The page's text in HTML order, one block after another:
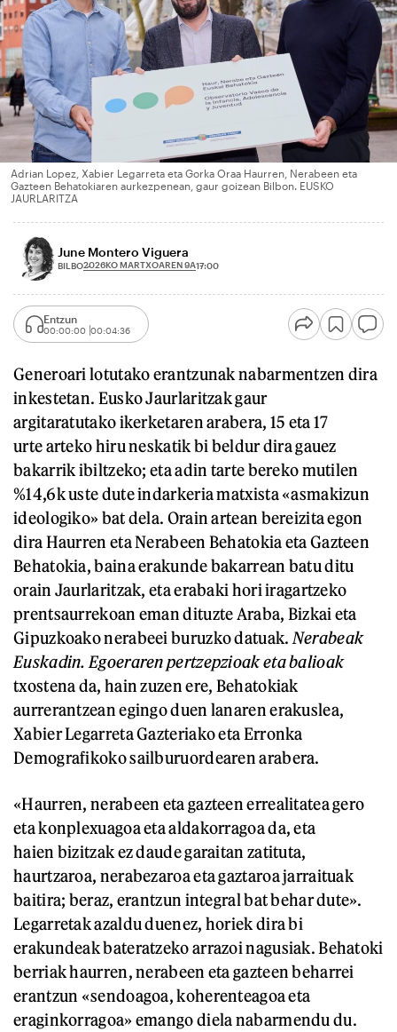
Adrian Lopez, Xabier Legarreta eta Gorka Oraa Haurren, Nerabeen eta
Gazteen Behatokiaren aurkezpenean, gaur goizean Bilbon. EUSKO
JAURLARITZA
June Montero Viguera
BILBO2026KO MARTXOAREN 9A17:00
Entzun
00:00:00 00:04:36
Generoari lotutako erantzunak nabarmentzen dira
inkestetan. Eusko Jaurlaritzak gaur
argitaratutako ikerketaren arabera, 15 eta 17
urte arteko hiru neskatik bi beldur dira gauez
bakarrik ibiltzeko; eta adin tarte bereko mutilen
%14,6k uste dute indarkeria matxista «asmakizun
ideologiko» bat dela. Orain artean bereizita egon
dira Haurren eta Nerabeen Behatokia eta Gazteen
Behatokia, baina erakunde bakarrean batu ditu
orain Jaurlaritzak, eta erabaki hori iragartzeko
prentsaurrekoan eman dituzte Araba, Bizkai eta
Gipuzkoako nerabeei buruzko datuak. Nerabeak
Euskadin. Egoeraren pertzepzioak eta balioak
txostena da, hain zuzen ere, Behatokiak
aurrerantzean egingo duen lanaren erakuslea,
Xabier Legarreta Gazteriako eta Erronka
Demografikoko sailburuordearen arabera.
«Haurren, nerabeen eta gazteen errealitatea gero
eta konplexuagoa eta aldakorragoa da, eta
haien bizitzak ez daude garaitan zatituta,
haurtzaroa, nerabezaroa eta gaztaroa jarraituak
baitira; beraz, erantzun integral bat behar dute».
Legarretak azaldu duenez, horiek dira bi
erakundeak bateratzeko arrazoi nagusiak. Behatoki
berriak haurren, nerabeen eta gazteen beharrei
erantzun «sendoagoa, koherenteagoa eta
eraginkorragoa» emango diela nabarmendu du.